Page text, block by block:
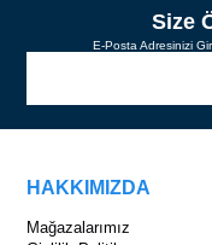
Size
E-Posta Adresinizi
HAKKIMIZDA
Mağazalarımız